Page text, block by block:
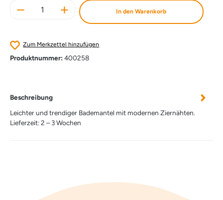
Produkt Anzahl: Gib den gewünschten
In den Warenkorb
Zum Merkzettel hinzufügen
Produktnummer: 400258
Beschreibung
Leichter und trendiger Bademantel mit modernen Ziernähten.
Lieferzeit: 2 – 3 Wochen